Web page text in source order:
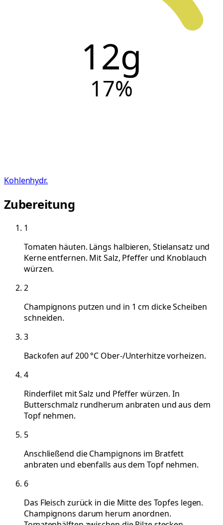
12g
17%
Kohlenhydr.
Zubereitung
1
Tomaten häuten. Längs halbieren, Stielansatz und
Kerne entfernen. Mit Salz, Pfeffer und Knoblauch
würzen.
2
Champignons putzen und in 1 cm dicke Scheiben
schneiden.
3
Backofen auf 200 °C Ober-/Unterhitze vorheizen.
4
Rinderfilet mit Salz und Pfeffer würzen. In
Butterschmalz rundherum anbraten und aus dem
Topf nehmen.
5
Anschließend die Champignons im Bratfett
anbraten und ebenfalls aus dem Topf nehmen.
6
Das Fleisch zurück in die Mitte des Topfes legen.
Champignons darum herum anordnen.